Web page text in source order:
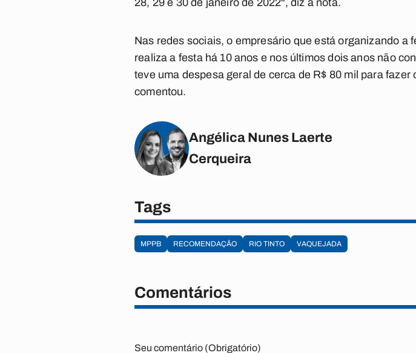
28, 29 e 30 de janeiro de 2022", diz a nota.
Nas redes sociais, o empresário que está organizando a
realiza a festa há 10 anos e nos últimos dois anos não
teve uma despesa geral de cerca de R$ 80 mil para
comentou.
Angélica Nunes Laerte
Cerqueira
Tags
MPPB RECOMENDAÇÃO RIO TINTO VAQUEJADA
Comentários
Seu comentário (Obrigatório)